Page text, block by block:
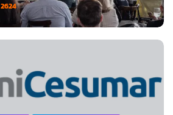
2624